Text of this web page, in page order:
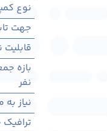
نوع
جهت
بازه
نفر
نیاز به